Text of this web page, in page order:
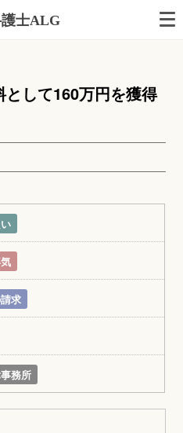
士ALG
して160万円を獲得
求
務所